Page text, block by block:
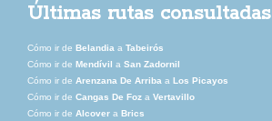
Últimas rutas consultadas
Cómo ir de Belandia a Tabeirós
Cómo ir de Mendívil a San Zadornil
Cómo ir de Arenzana De Arriba a Los Picayos
Cómo ir de Cangas De Foz a Vertavillo
Cómo ir de Alcover a Brics